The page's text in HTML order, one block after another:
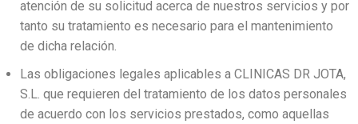
atención de su solicitud acerca de nuestros servicios y por
tanto su tratamiento es necesario para el mantenimiento
de dicha relación.
Las obligaciones legales aplicables a CLINICAS DR JOTA,
S.L. que requieren del tratamiento de los datos personales
de acuerdo con los servicios prestados, como aquellas